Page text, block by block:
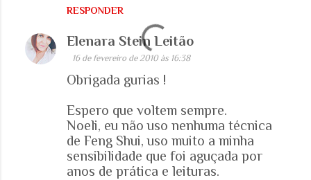
RESPONDER
Elenara Stein Leitão
16 de fevereiro de 2010 às 16:38
Obrigada gurias !
Espero que voltem sempre.
Noeli, eu não uso nenhuma técnica
de Feng Shui, uso muito a minha
sensibilidade que foi aguçada por
anos de prática e leituras.